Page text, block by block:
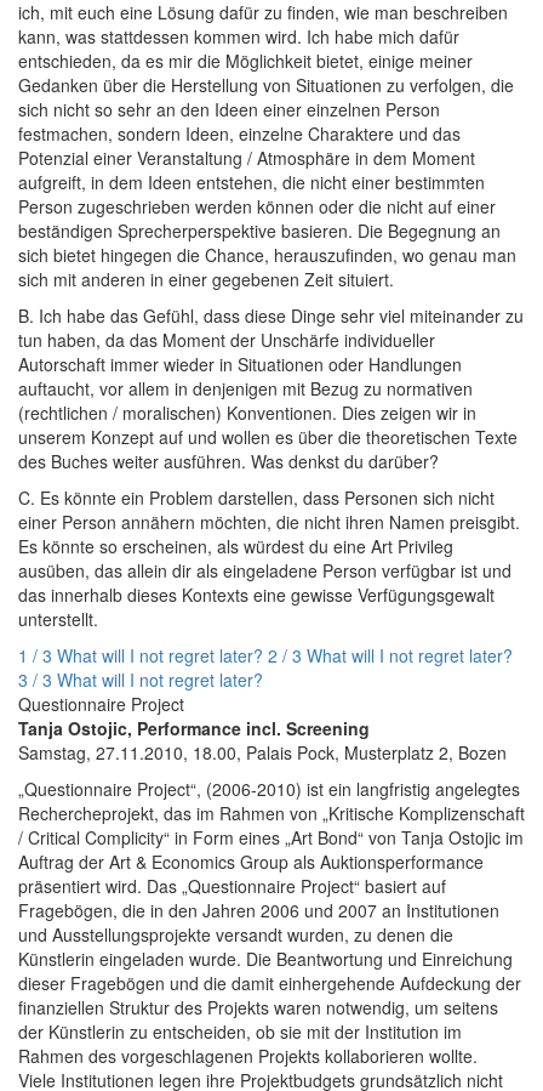
ich, mit euch eine Lösung dafür zu finden, wie man beschreiben
kann, was stattdessen kommen wird. Ich habe mich dafür
entschieden, da es mir die Möglichkeit bietet, einige meiner
Gedanken über die Herstellung von Situationen zu verfolgen, die
sich nicht so sehr an den Ideen einer einzelnen Person
festmachen, sondern Ideen, einzelne Charaktere und das
Potenzial einer Veranstaltung / Atmosphäre in dem Moment
aufgreift, in dem Ideen entstehen, die nicht einer bestimmten
Person zugeschrieben werden können oder die nicht auf einer
beständigen Sprecherperspektive basieren. Die Begegnung an
sich bietet hingegen die Chance, herauszufinden, wo genau man
sich mit anderen in einer gegebenen Zeit situiert.
B. Ich habe das Gefühl, dass diese Dinge sehr viel miteinander zu
tun haben, da das Moment der Unschärfe individueller
Autorschaft immer wieder in Situationen oder Handlungen
auftaucht, vor allem in denjenigen mit Bezug zu normativen
(rechtlichen / moralischen) Konventionen. Dies zeigen wir in
unserem Konzept auf und wollen es über die theoretischen Texte
des Buches weiter ausführen. Was denkst du darüber?
C. Es könnte ein Problem darstellen, dass Personen sich nicht
einer Person annähern möchten, die nicht ihren Namen preisgibt.
Es könnte so erscheinen, als würdest du eine Art Privileg
ausüben, das allein dir als eingeladene Person verfügbar ist und
das innerhalb dieses Kontexts eine gewisse Verfügungsgewalt
unterstellt.
1 / 3 What will I not regret later? 2 / 3 What will I not regret later?
3 / 3 What will I not regret later?
Questionnaire Project
Tanja Ostojic, Performance incl. Screening
Samstag, 27.11.2010, 18.00, Palais Pock, Musterplatz 2, Bozen
„Questionnaire Project“, (2006-2010) ist ein langfristig angelegtes
Rechercheprojekt, das im Rahmen von „Kritische Komplizenschaft
/ Critical Complicity“ in Form eines „Art Bond“ von Tanja Ostojic im
Auftrag der Art & Economics Group als Auktionsperformance
präsentiert wird. Das „Questionnaire Project“ basiert auf
Fragebögen, die in den Jahren 2006 und 2007 an Institutionen
und Ausstellungsprojekte versandt wurden, zu denen die
Künstlerin eingeladen wurde. Die Beantwortung und Einreichung
dieser Fragebögen und die damit einhergehende Aufdeckung der
finanziellen Struktur des Projekts waren notwendig, um seitens
der Künstlerin zu entscheiden, ob sie mit der Institution im
Rahmen des vorgeschlagenen Projekts kollaborieren wollte.
Viele Institutionen legen ihre Projektbudgets grundsätzlich nicht